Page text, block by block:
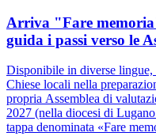
Arriva "Fare
guida i passi verso le
Disponibile in diverse lingue,
Chiese locali nella
propria Assemblea di
2027 (nella diocesi di
tappa denominata «Fare